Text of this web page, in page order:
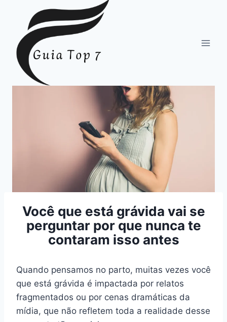
Conteúdo
Você que está grávida vai se
perguntar por que nunca te
contaram isso antes
Quando pensamos no parto, muitas vezes você
que está grávida é impactada por relatos
fragmentados ou por cenas dramáticas da
mídia, que não refletem toda a realidade desse